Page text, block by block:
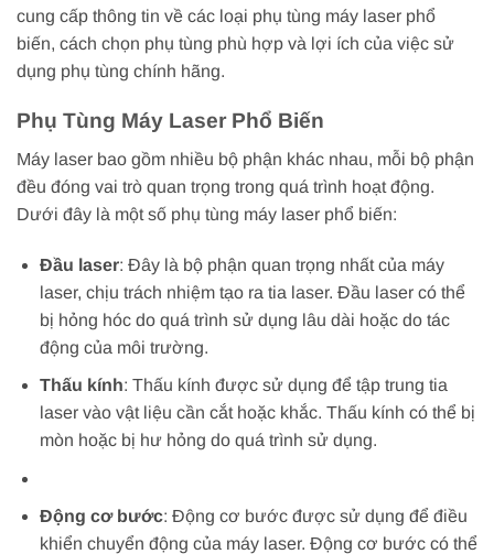
cung cấp thông tin về các loại phụ tùng máy laser phổ
biến, cách chọn phụ tùng phù hợp và lợi ích của việc sử
dụng phụ tùng chính hãng.
Phụ Tùng Máy Laser Phổ Biến
Máy laser bao gồm nhiều bộ phận khác nhau, mỗi bộ phận
đều đóng vai trò quan trọng trong quá trình hoạt động.
Dưới đây là một số phụ tùng máy laser phổ biến:
Đầu laser: Đây là bộ phận quan trọng nhất của máy
laser, chịu trách nhiệm tạo ra tia laser. Đầu laser có thể
bị hỏng hóc do quá trình sử dụng lâu dài hoặc do tác
động của môi trường.
Thấu kính: Thấu kính được sử dụng để tập trung tia
laser vào vật liệu cần cắt hoặc khắc. Thấu kính có thể bị
mòn hoặc bị hư hỏng do quá trình sử dụng.
Động cơ bước: Động cơ bước được sử dụng để điều
khiển chuyển động của máy laser. Động cơ bước có thể